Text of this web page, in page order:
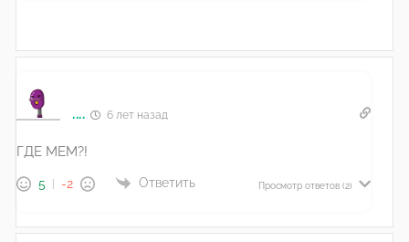
.... 6 лет назад
ГДЕ МЕМ?!
5 -2 Ответить Просмотр ответов (2)